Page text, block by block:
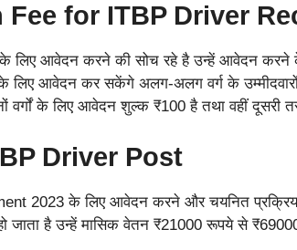
for ITBP Driver
के लिए आवेदन करने की सोच रहे है उन्हें आवेदन
के लिए आवेदन कर सकेंगे अलग-अलग वर्ग के
वर्गों के लिए आवेदन शुल्क ₹100 है तथा वहीं
Driver Post
2023 के लिए आवेदन करने और चयनित प्रक्रिया
जाता है उन्हें मासिक वेतन ₹21000 रूपये से